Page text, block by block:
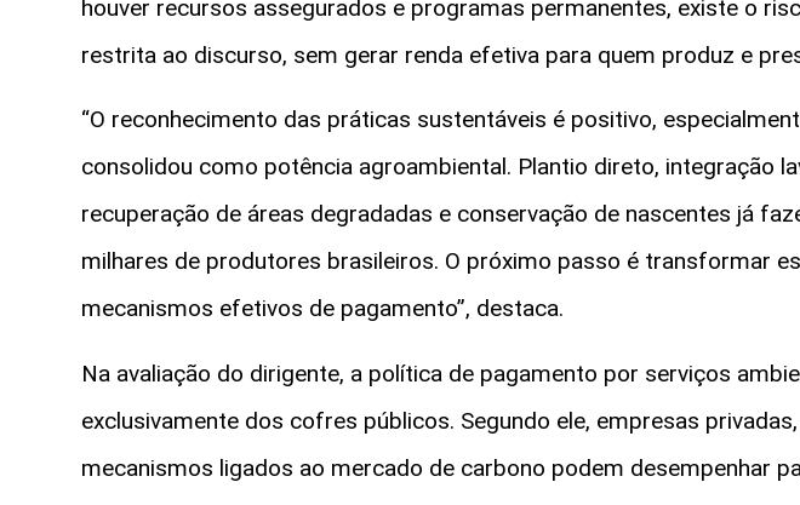
houver recursos assegurados e programas permanentes, existe o
restrita ao discurso, sem gerar renda efetiva para quem produz e
“O reconhecimento das práticas sustentáveis é positivo,
consolidou como potência agroambiental. Plantio direto, integração
recuperação de áreas degradadas e conservação de nascentes já
milhares de produtores brasileiros. O próximo passo é transformar
mecanismos efetivos de pagamento”, destaca.
Na avaliação do dirigente, a política de pagamento por serviços
exclusivamente dos cofres públicos. Segundo ele, empresas
mecanismos ligados ao mercado de carbono podem desempenhar